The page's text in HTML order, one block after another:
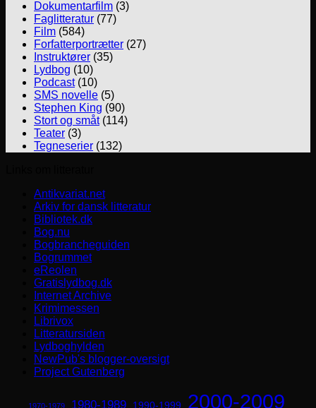
Dokumentarfilm (3)
Faglitteratur (77)
Film (584)
Forfatterportrætter (27)
Instruktører (35)
Lydbog (10)
Podcast(10)
SMS novelle (5)
Stephen King (90)
Stort og småt(114)
Teater (3)
Tegneserier (132)
Antikvariat.net
Arkiv for dansk litteratur
Bibliotek.dk
Bog.nu
Bogbrancheguiden
Bogrummet
eReolen
Gratislydbog.dk
Internet Archive
Krimimessen
Librivox
Litteratursiden
Lydboghylden
NewPub's blogger-oversigt
Project Gutenberg
1970-1979 1980-1989 1990-1999 2000-2009